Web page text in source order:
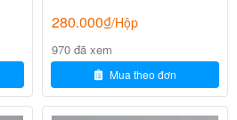
có thai và cho con
280.000₫/Hộp
970 đã xem
Mua theo đơn